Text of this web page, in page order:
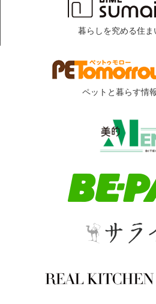
暮らしを究める住ま
ペットと暮らす情